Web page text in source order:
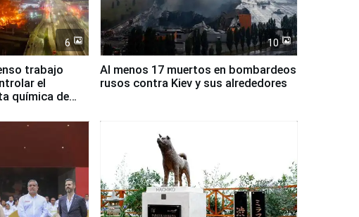
6
trabajo
el
química de
10
Al menos 17 muertos en bombardeos
rusos contra Kiev y sus alrededores